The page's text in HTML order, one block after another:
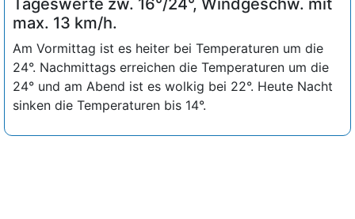
max. 13 km/h.
Am Vormittag ist es heiter bei Temperaturen um die
24°. Nachmittags erreichen die Temperaturen um die
24° und am Abend ist es wolkig bei 22°. Heute Nacht
sinken die Temperaturen bis 14°.